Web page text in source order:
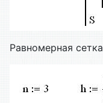
Равномерная